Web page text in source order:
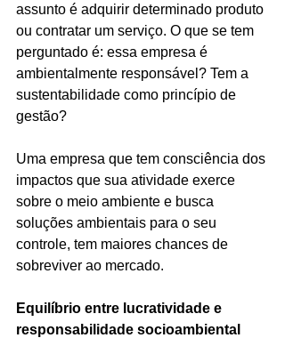
assunto é adquirir determinado produto
ou contratar um serviço. O que se tem
perguntado é: essa empresa é
ambientalmente responsável? Tem a
sustentabilidade como princípio de
gestão?
Uma empresa que tem consciência dos
impactos que sua atividade exerce
sobre o meio ambiente e busca
soluções ambientais para o seu
controle, tem maiores chances de
sobreviver ao mercado.
Equilíbrio entre lucratividade e
responsabilidade socioambiental